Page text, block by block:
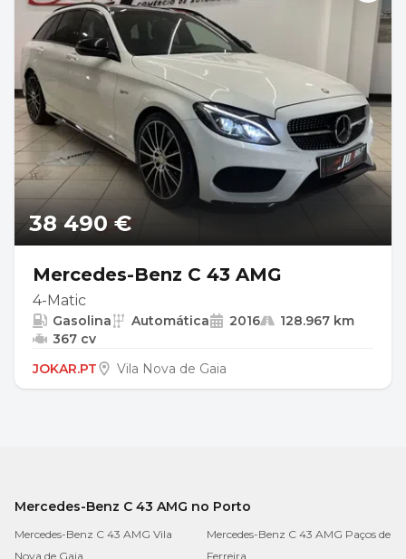
38 490 €
Mercedes-Benz C 43 AMG
4-Matic
Gasolina Automática 2016
128.967 km
367 cv
JOKAR.PT
Vila Nova de Gaia
Mercedes-Benz C 43 AMG no Porto
Mercedes-Benz C 43 AMG Vila
Nova de Gaia
Mercedes-Benz C 43 AMG Paços de
Ferreira